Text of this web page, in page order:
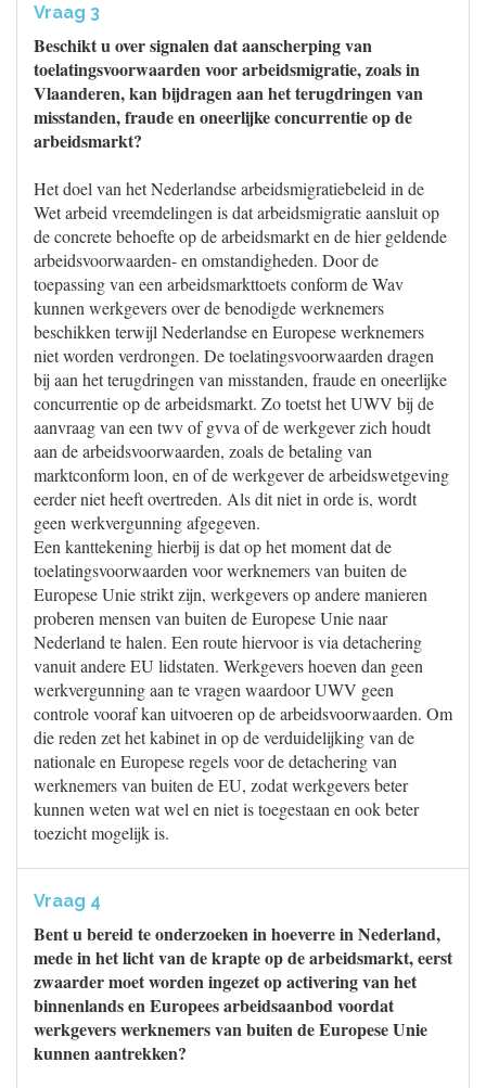
Vraag 3
Beschikt u over signalen dat aanscherping van
toelatingsvoorwaarden voor arbeidsmigratie, zoals in
Vlaanderen, kan bijdragen aan het terugdringen van
misstanden, fraude en oneerlijke concurrentie op de
arbeidsmarkt?
Het doel van het Nederlandse arbeidsmigratiebeleid in de
Wet arbeid vreemdelingen is dat arbeidsmigratie aansluit op
de concrete behoefte op de arbeidsmarkt en de hier geldende
arbeidsvoorwaarden- en omstandigheden. Door de
toepassing van een arbeidsmarkttoets conform de Wav
kunnen werkgevers over de benodigde werknemers
beschikken terwijl Nederlandse en Europese werknemers
niet worden verdrongen. De toelatingsvoorwaarden dragen
bij aan het terugdringen van misstanden, fraude en oneerlijke
concurrentie op de arbeidsmarkt. Zo toetst het UWV bij de
aanvraag van een twv of gvva of de werkgever zich houdt
aan de arbeidsvoorwaarden, zoals de betaling van
marktconform loon, en of de werkgever de arbeidswetgeving
eerder niet heeft overtreden. Als dit niet in orde is, wordt
geen werkvergunning afgegeven.
Een kanttekening hierbij is dat op het moment dat de
toelatingsvoorwaarden voor werknemers van buiten de
Europese Unie strikt zijn, werkgevers op andere manieren
proberen mensen van buiten de Europese Unie naar
Nederland te halen. Een route hiervoor is via detachering
vanuit andere EU lidstaten. Werkgevers hoeven dan geen
werkvergunning aan te vragen waardoor UWV geen
controle vooraf kan uitvoeren op de arbeidsvoorwaarden. Om
die reden zet het kabinet in op de verduidelijking van de
nationale en Europese regels voor de detachering van
werknemers van buiten de EU, zodat werkgevers beter
kunnen weten wat wel en niet is toegestaan en ook beter
toezicht mogelijk is.
Vraag 4
Bent u bereid te onderzoeken in hoeverre in Nederland,
mede in het licht van de krapte op de arbeidsmarkt, eerst
zwaarder moet worden ingezet op activering van het
binnenlands en Europees arbeidsaanbod voordat
werkgevers werknemers van buiten de Europese Unie
kunnen aantrekken?